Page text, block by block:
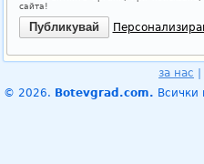
сайта!
за нас
© 2026. Botevgrad.com. Всички